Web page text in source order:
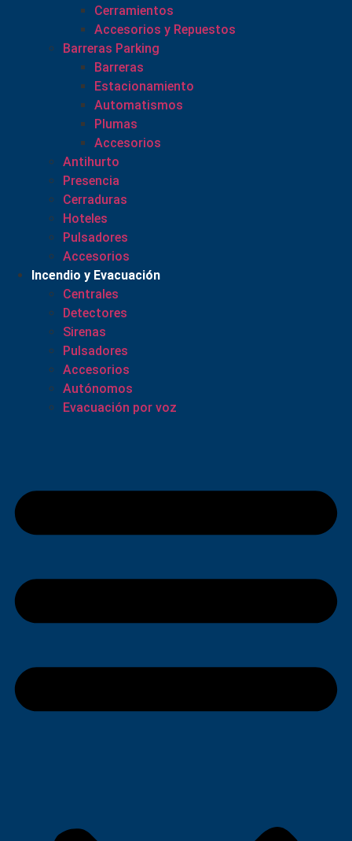
Cerramientos
Accesorios y Repuestos
Barreras Parking
Barreras
Estacionamiento
Automatismos
Plumas
Accesorios
Antihurto
Presencia
Cerraduras
Hoteles
Pulsadores
Accesorios
Incendio y Evacuación
Centrales
Detectores
Sirenas
Pulsadores
Accesorios
Autónomos
Evacuación por voz